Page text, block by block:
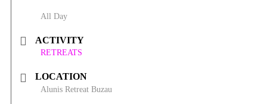
All Day
ACTIVITY
RETREATS
LOCATION
Alunis Retreat Buzau